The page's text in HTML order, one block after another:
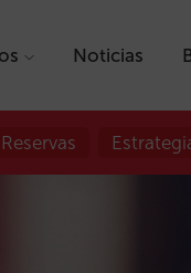
Noticias
Reservas